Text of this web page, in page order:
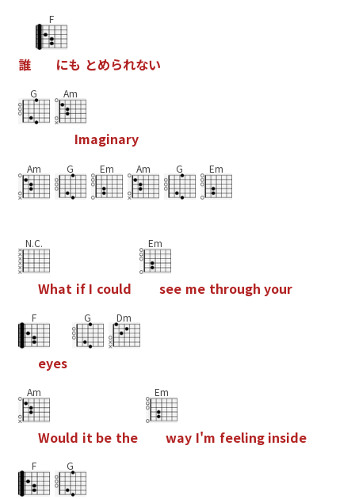
誰
F
にも とめられない
G Am
Imaginary
Am G Em Am G Em
N.C.
What if I could
Em
see me through your
F
eyes
G Dm
Am
Would it be the
Em
way I'm feeling inside
F G